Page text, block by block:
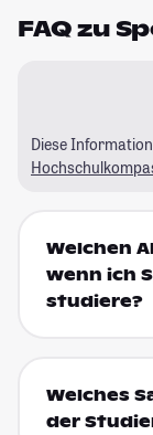
FAQ zu
Diese
Welchen
wenn ich
studiere?
Welches
der